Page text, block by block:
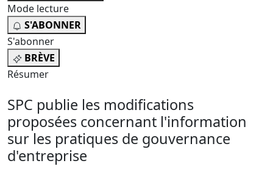
Mode lecture
S'ABONNER
S'abonner
BRÈVE
Résumer
SPC publie les modifications
proposées concernant l'information
sur les pratiques de gouvernance
d'entreprise